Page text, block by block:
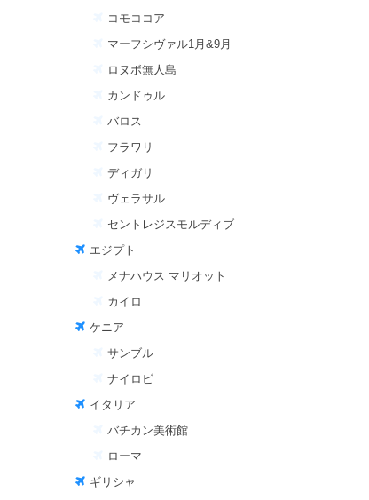
コモココア
マーフシヴァル1月&9月
ロヌボ無人島
カンドゥル
バロス
フラワリ
ディガリ
ヴェラサル
セントレジスモルディブ
エジプト
メナハウス マリオット
カイロ
ケニア
サンブル
ナイロビ
イタリア
バチカン美術館
ローマ
ギリシャ